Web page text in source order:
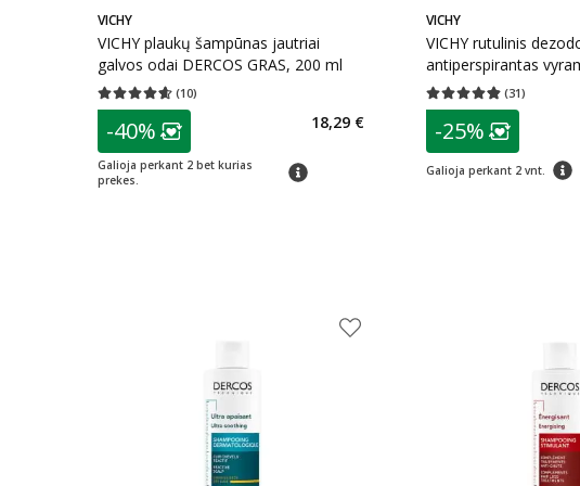
VICHY
VICHY plaukų šampūnas jautriai
galvos odai DERCOS GRAS, 200 ml
(10)
Vidutinis įvertinimas 4.60
patarimas
Lojalumo klubo narių nuolaida:
-40%
Galioja perkant 2 bet kurias
prekes.
patarimas
18,29 €
VICHY
VICHY rutulinis
antiperspirantas
48H, jautriai odai, 50
(31)
Vidutinis įvertinimas 4.84
patarimas
Lojalumo
-25%
Galioja perkant 2 vnt.